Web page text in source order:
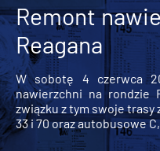
Remont
Reagana
W sobotę 4 czerwca
nawierzchni na rondzie
związku z tym swoje trasy
33 i 70 oraz autobusowe C,